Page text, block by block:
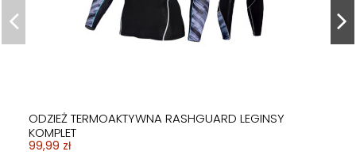
ODZIEŻ TERMOAKTYWNA RASHGUARD LEGINSY
KOMPLET
99,99 zł